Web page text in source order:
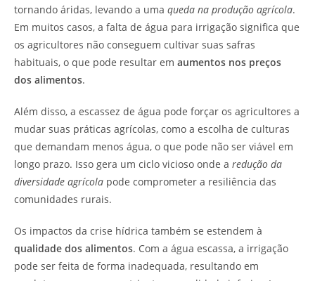
tornando áridas, levando a uma queda na produção agrícola.
Em muitos casos, a falta de água para irrigação significa que
os agricultores não conseguem cultivar suas safras
habituais, o que pode resultar em aumentos nos preços
dos alimentos.
Além disso, a escassez de água pode forçar os agricultores a
mudar suas práticas agrícolas, como a escolha de culturas
que demandam menos água, o que pode não ser viável em
longo prazo. Isso gera um ciclo vicioso onde a redução da
diversidade agrícola pode comprometer a resiliência das
comunidades rurais.
Os impactos da crise hídrica também se estendem à
qualidade dos alimentos. Com a água escassa, a irrigação
pode ser feita de forma inadequada, resultando em